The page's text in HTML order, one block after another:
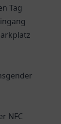
Tag
NFC